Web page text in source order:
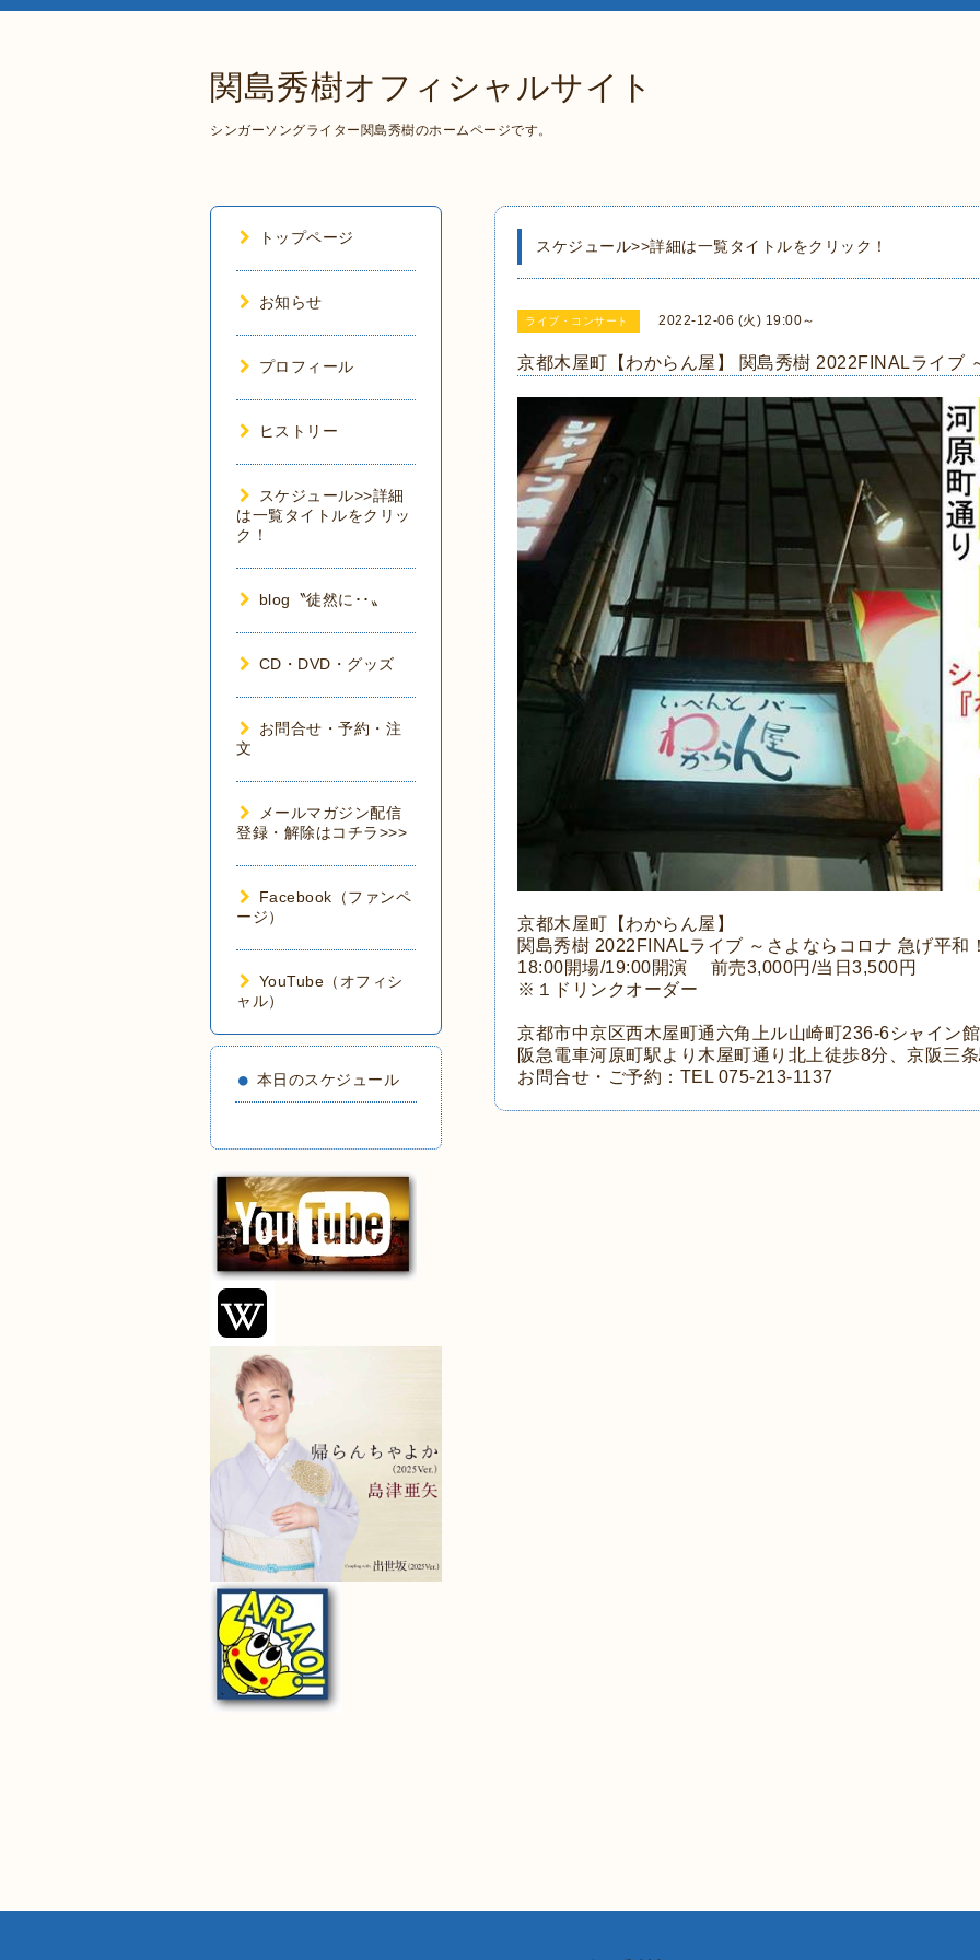
関島秀樹オフィシャルサイト
シンガーソングライター関島秀樹のホームページです。
スケジュール>>詳細は一覧タイトルをクリック！
ライブ・コンサート 2022-12-06 (火) 19:00～
京都木屋町【わからん屋】 関島秀樹 2022FINALライブ
京都木屋町【わからん屋】
関島秀樹 2022FINALライブ ～さよならコロナ 急げ平和
18:00開場/19:00開演 前売3,000円/当日3,500円
※１ドリンクオーダー
京都市中京区西木屋町通六角上ル山崎町236-6シャイン
阪急電車河原町駅より木屋町通り北上徒歩8分、 京阪三
お問合せ・ご予約：TEL 075-213-1137
トップページ
お知らせ
プロフィール
ヒストリー
スケジュール>>詳細
は一覧タイトルをクリッ
ク！
blog〝徒然に･･〟
CD・DVD・グッズ
お問合せ・予約・注
文
メールマガジン配信
登録・解除はコチラ>>>
Facebook（ファンペ
ージ）
YouTube（オフィシ
ャル）
本日のスケジュール